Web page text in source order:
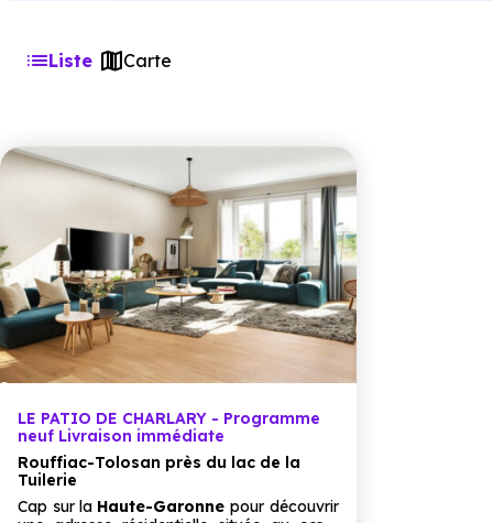
Liste Carte
LE PATIO DE CHARLARY - Programme
neuf Livraison immédiate
Rouffiac-Tolosan près du lac de la
Tuilerie
Cap sur la Haute-Garonne pour découvrir